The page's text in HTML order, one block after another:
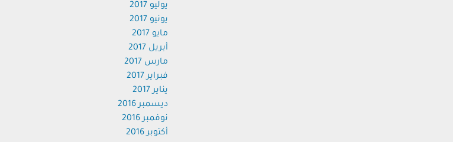
يوليو 2017
يونيو 2017
مايو 2017
أبريل 2017
مارس 2017
فبراير 2017
يناير 2017
ديسمبر 2016
نوفمبر 2016
أكتوبر 2016